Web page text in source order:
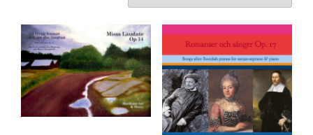
efter
senaste